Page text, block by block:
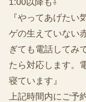
『やってあげたい
ゲの生えていない
ぎても電話してみ
たら対応します。
寝ています』
上記時間内にご予